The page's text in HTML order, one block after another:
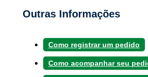
Outras Informações
Como registrar um pedido
Como acompanhar seu